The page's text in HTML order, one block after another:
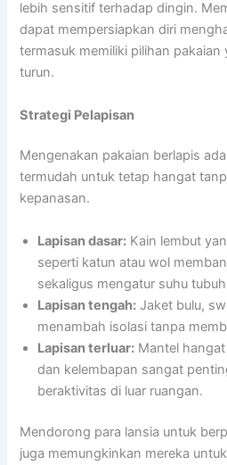
lebih sensitif terhadap dingin.
dapat mempersiapkan diri
termasuk memiliki pilihan
turun.
Strategi Pelapisan
Mengenakan pakaian berlapis
termudah untuk tetap hangat
kepanasan.
Lapisan dasar: Kain lembut
seperti katun atau wol
sekaligus mengatur suhu
Lapisan tengah: Jaket bulu,
menambah isolasi tanpa
Lapisan terluar: Mantel
dan kelembapan sangat
beraktivitas di luar ruangan.
Mendorong para lansia untuk
juga memungkinkan mereka